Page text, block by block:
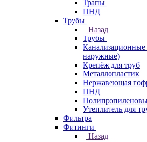
Трапы
ПНД
Трубы
Назад
Трубы
Канализационные
наружные)
Крепёж для труб
Металлопластик
Нержавеющая
ПНД
Утеплитель для
Фильтра
Фитинги
Назад